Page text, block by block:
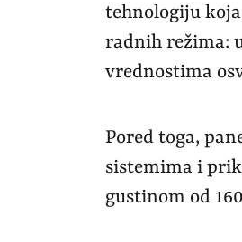
tehnologiju
radnih režima:
vrednostima
Pored toga,
sistemima i
gustinom od